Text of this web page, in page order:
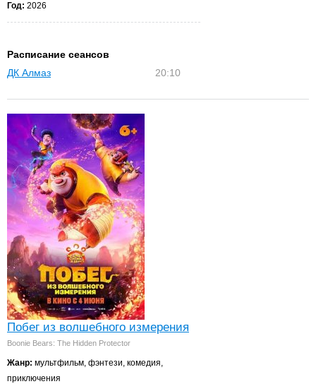
Год: 2026
Расписание сеансов
ДК Алмаз
20:10
Побег из волшебного измерения
Boonie Bears: The Hidden Protector
Жанр: мультфильм, фэнтези, комедия,
приключения